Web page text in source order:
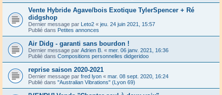
Vente Hybride Agave/bois Exotique TylerSpencer + Ré
didgshop
Dernier message par Leto2 « jeu. 24 juin 2021, 15:57
Publié dans Petites annonces
Air Didg - garanti sans bourdon !
Dernier message par Adrien B. « mer. 06 janv. 2021, 16:36
Publié dans Compositions personnelles didgeridoo
reprise saison 2020-2021
Dernier message par fred lyon « mar. 08 sept. 2020, 16:24
Publié dans "Australian Vibrations" (Lyon 69)